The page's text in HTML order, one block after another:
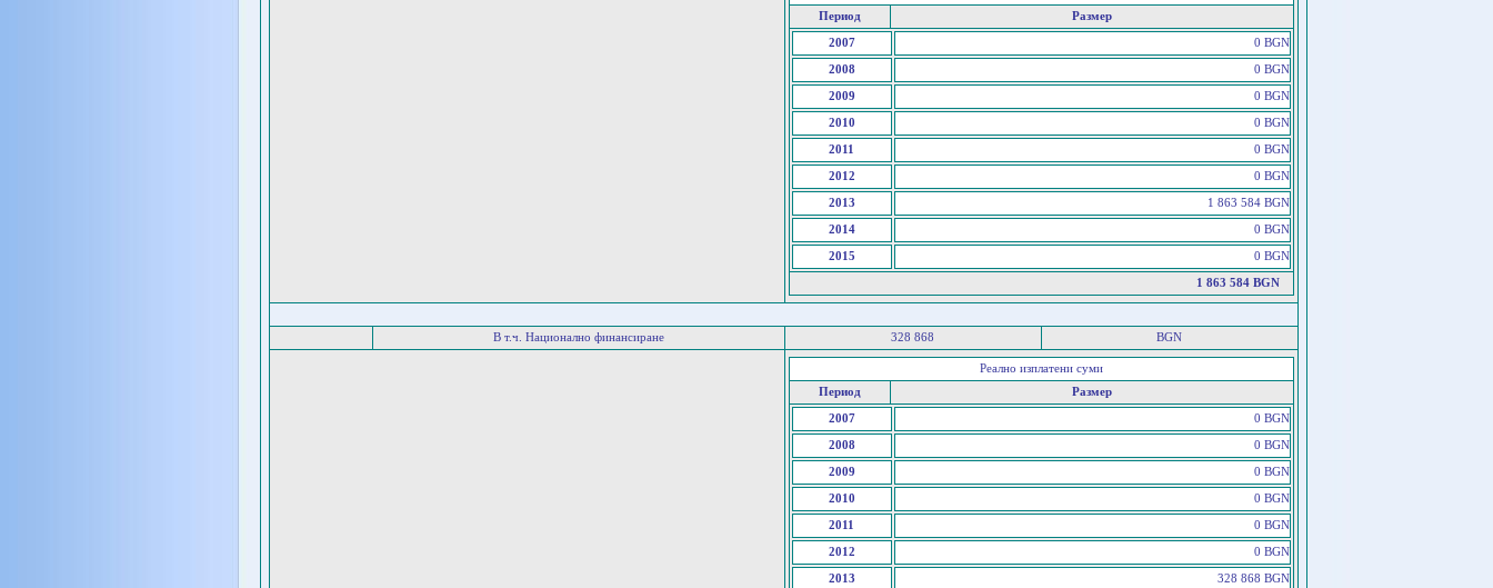
Период
Размер
2007 0 BGN
2008 0 BGN
2009 0 BGN
2010 0 BGN
2011 0 BGN
2012 0 BGN
2013 1 863 584 BGN
2014 0 BGN
2015 0 BGN
1 863 584 BGN
В т.ч. Национално финансиране 328 868 BGN
Реално изплатени суми
Период
Размер
2007 0 BGN
2008 0 BGN
2009 0 BGN
2010 0 BGN
2011 0 BGN
2012 0 BGN
2013 328 868 BGN